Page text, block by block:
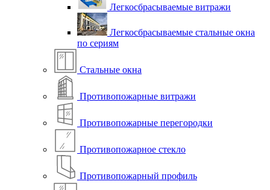
Легкосбрасываемые витражи
Легкосбрасываемые стальные окна
по сериям
Стальные окна
Противопожарные витражи
Противопожарные перегородки
Противопожарное стекло
Противопожарный профиль